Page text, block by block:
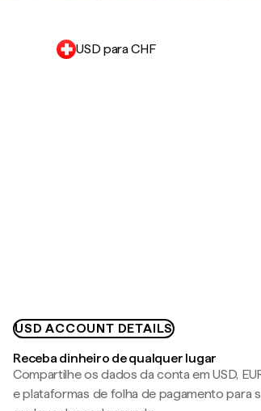
USD para CHF
USD ACCOUNT DETAILS
Receba dinheiro de qualquer lugar
Compartilhe os dados da conta em USD,
e plataformas de folha de pagamento para